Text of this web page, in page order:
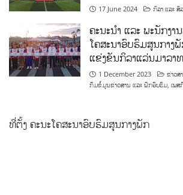
17 June 2024 ກິລາ ແລະ ສິ
ຄະນະນຳ ແລະ ພະນັກງາ
ໂຄສະນາອົບຮົມສູນກາງ
ແຂ່ງຂັນກິລາແລ່ນມາລາ
1 December 2023 ຂ່າວສ
ກົມຂໍ້ມູນຂ່າວສານ ແລະ ຝຶກອົບຮົມ ,ເພສ
ທີ່ຕັ້ງ ຄະນະໂຄສະນາອົບຮົມສູນກາງພັກ